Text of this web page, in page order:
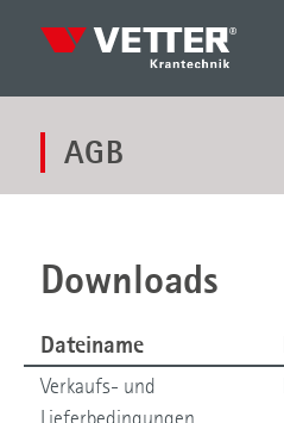
AGB
Downloads
Dateiname
Verkaufs- und